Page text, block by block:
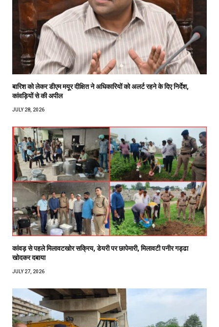
बारिश को लेकर डीएम मयूर दीक्षित ने अधिकारियों को अलर्ट रहने के दिए निर्देश,
कांवड़ियों से की अपील
JULY 28, 2026
कांवड़ से पहले मिलावटखोर सक्रिय, डेयरी पर छापेमारी, मिलावटी पनीर गड्ढा
खोदकर दबाया
JULY 27, 2026